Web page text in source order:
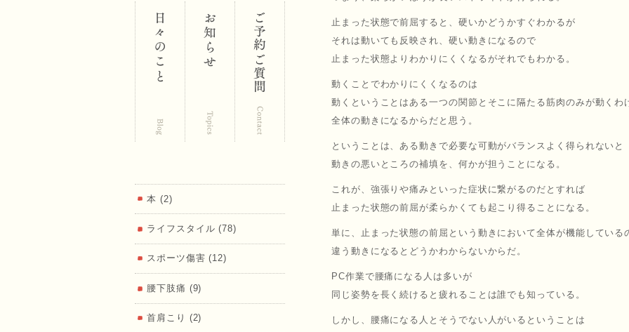
区 鍼･灸･
マッサー
ジ 福匠庵
止まった状態で前屈すると、硬いかどうかすぐわかるが
それは動いても反映され、硬い動きになるので
止まった状態よりわかりにくくなるがそれでもわかる。
動くことでわかりにくくなるのは
動くということはある一つの関節とそこに隔たる筋肉のみが動くわ
全体の動きになるからだと思う。
ということは、ある動きで必要な可動がバランスよく得られないと
動きの悪いところの補填を、何かが担うことになる。
これが、強張りや痛みといった症状に繋がるのだとすれば
止まった状態の前屈が柔らかくても起こり得ることになる。
単に、止まった状態の前屈という動きにおいて全体が機能している
違う動きになるとどうかわからないからだ。
PC作業で腰痛になる人は多いが
同じ姿勢を長く続けると疲れることは誰でも知っている。
しかし、腰痛になる人とそうでない人がいるということは
本 (2)
ライフスタイル (78)
スポーツ傷害 (12)
腰下肢痛 (9)
首肩こり (2)